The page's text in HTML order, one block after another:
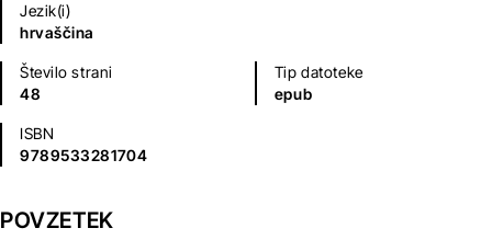
Jezik(i)
hrvaščina
Število strani
48
Tip datoteke
epub
ISBN
9789533281704
POVZETEK